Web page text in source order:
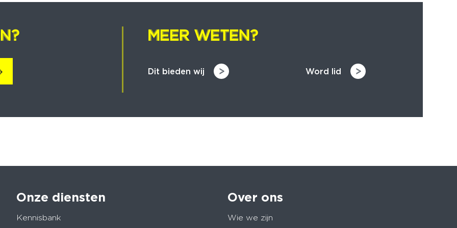
MEER WETEN?
MEER WETEN?
Dit bieden wij Word lid
Onze diensten
Kennisbank
Over ons
Wie we zijn